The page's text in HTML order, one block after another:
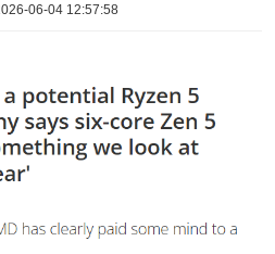
06-04 12:57:58